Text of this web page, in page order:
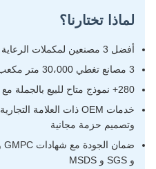
لماذا تختارنا؟
أفضل 3 مصنعين لمكملات الرعاية الصحية مع خبرة 20+ سنة
3 مصانع تغطي 30،000 متر مكعب مع 100 موظف
280+ نموذج متاح للبيع بالجملة مع شحن العينات السريعة
وتصميم حزمة مجانية
و SGS و MSDS